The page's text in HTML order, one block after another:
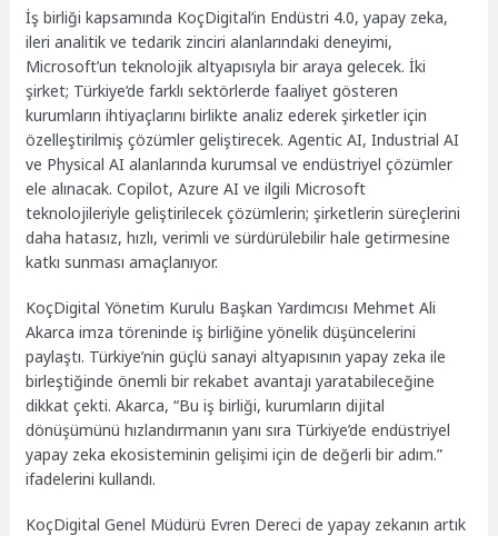
İş birliği kapsamında KoçDigital’in Endüstri 4.0, yapay zeka,
ileri analitik ve tedarik zinciri alanlarındaki deneyimi,
Microsoft’un teknolojik altyapısıyla bir araya gelecek. İki
şirket; Türkiye’de farklı sektörlerde faaliyet gösteren
kurumların ihtiyaçlarını birlikte analiz ederek şirketler için
özelleştirilmiş çözümler geliştirecek. Agentic AI, Industrial AI
ve Physical AI alanlarında kurumsal ve endüstriyel çözümler
ele alınacak. Copilot, Azure AI ve ilgili Microsoft
teknolojileriyle geliştirilecek çözümlerin; şirketlerin süreçlerini
daha hatasız, hızlı, verimli ve sürdürülebilir hale getirmesine
katkı sunması amaçlanıyor.
KoçDigital Yönetim Kurulu Başkan Yardımcısı Mehmet Ali
Akarca imza töreninde iş birliğine yönelik düşüncelerini
paylaştı. Türkiye’nin güçlü sanayi altyapısının yapay zeka ile
birleştiğinde önemli bir rekabet avantajı yaratabileceğine
dikkat çekti. Akarca, “Bu iş birliği, kurumların dijital
dönüşümünü hızlandırmanın yanı sıra Türkiye’de endüstriyel
yapay zeka ekosisteminin gelişimi için de değerli bir adım.”
ifadelerini kullandı.
KoçDigital Genel Müdürü Evren Dereci de yapay zekanın artık